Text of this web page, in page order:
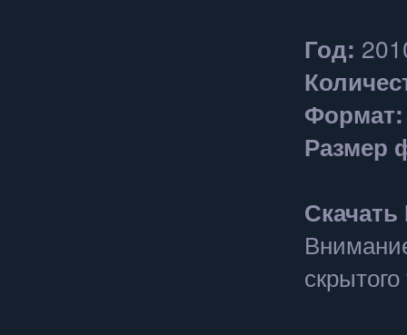
Год:
Формат:
Размер